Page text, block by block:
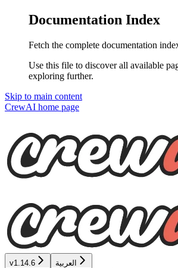
Documentation Index
Fetch the complete documentation
Use this file to discover all available
exploring further.
Skip to main content
CrewAI home page
v1.14.6 العربية